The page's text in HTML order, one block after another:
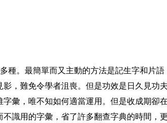
種。最簡單而又主動的方法是記生字和片
影，難免令學者沮喪。但是功效是日久見功
彙，唯不知如何適當運用。但是收成期卻
不識用的字彙，省了許多翻查字典的時間，